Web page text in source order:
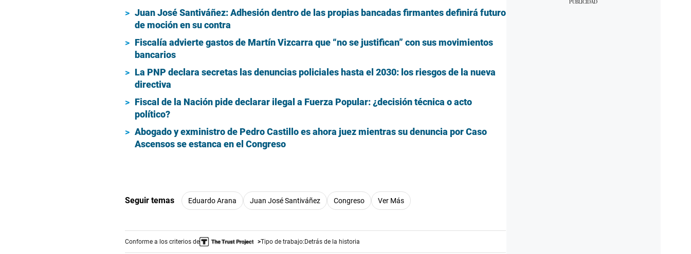
Juan José Santiváñez: Adhesión dentro de las propias bancadas firmantes definirá futuro
de moción en su contra
Fiscalía advierte gastos de Martín Vizcarra que “no se justifican” con sus movimientos
bancarios
La PNP declara secretas las denuncias policiales hasta el 2030: los riesgos de la nueva
directiva
Fiscal de la Nación pide declarar ilegal a Fuerza Popular: ¿decisión técnica o acto
político?
Abogado y exministro de Pedro Castillo es ahora juez mientras su denuncia por Caso
Ascensos se estanca en el Congreso
Seguir temas Eduardo Arana Juan José Santiváñez Congreso Ver Más
Conforme a los criterios de Tipo de trabajo:Detrás de la historia